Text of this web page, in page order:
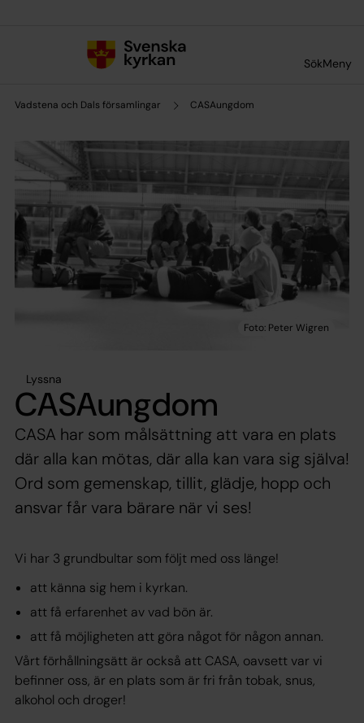
SökMeny
Vadstena och Dals församlingar CASAungdom
Lyssna
CASAungdom
CASA har som målsättning att vara en plats
där alla kan mötas, där alla kan vara sig själva!
Ord som gemenskap, tillit, glädje, hopp och
ansvar får vara bärare när vi ses!
Vi har 3 grundbultar som följt med oss länge!
att känna sig hem i kyrkan.
att få erfarenhet av vad bön är.
att få möjligheten att göra något för någon annan.
Vårt förhållningsätt är också att CASA, oavsett var vi
befinner oss, är en plats som är fri från tobak, snus,
alkohol och droger!